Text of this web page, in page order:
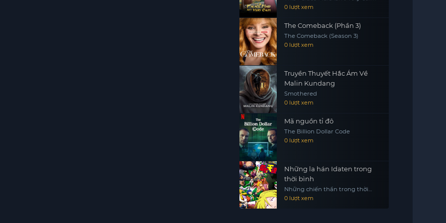
0 lượt xem
The Comeback (Phần 3)
The Comeback (Season 3)
0 lượt xem
Truyền Thuyết Hắc Ám Về
Malin Kundang
Smothered
0 lượt xem
Mã nguồn tỉ đô
The Billion Dollar Code
0 lượt xem
Những la hán Idaten trong
thời bình
Những chiến thần trong thời
bình Heion Sedai no Idaten-tachi
0 lượt xem